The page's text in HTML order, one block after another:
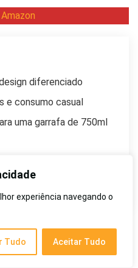
experiência navegando o
Tudo Aceitar Tudo
diferenciado
e consumo casual
uma garrafa de 750ml
reduz a pureza do sabor
visual marcante e preço
Edição Limitada